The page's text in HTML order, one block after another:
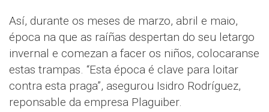
Así, durante os meses de marzo, abril e maio,
época na que as raíñas despertan do seu letargo
invernal e comezan a facer os niños, colocaranse
estas trampas. “Esta época é clave para loitar
contra esta praga”, asegurou Isidro Rodríguez,
reponsable da empresa Plaguiber.